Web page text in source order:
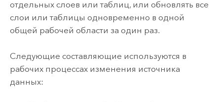
отдельных слоев или таблиц, или обновлять все
слои или таблицы одновременно в одной
общей рабочей области за один раз.
Следующие составляющие используются в
рабочих процессах изменения источника
данных: